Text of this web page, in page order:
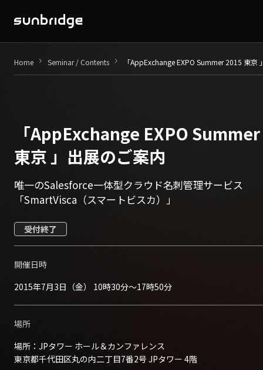
Seminar / Contents
Company
Recruit
Contact
Home keyboard_arrow_right Seminar / Contents keyboard_arrow_right 「AppExchange EXPO Summer 2015 東京
「AppExchange EXPO
東京 」出展のご案内
唯一のSalesforce一体型クラウド名刺管理サービス
「SmartVisca（スマートビスカ）」
受付終了
開催日時
2015年7月3日（金） 10時30分～17時50分
場所
場所： JPタワー ホール＆カンファレンス
東京都千代田区丸の内二丁目7番2号 JPタワー 4階